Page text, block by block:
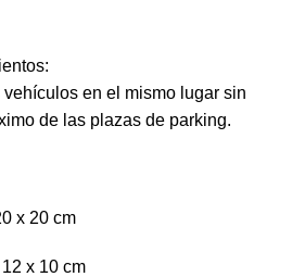
en el mismo lugar sin
de las plazas de parking.
x 20 cm
x 10 cm